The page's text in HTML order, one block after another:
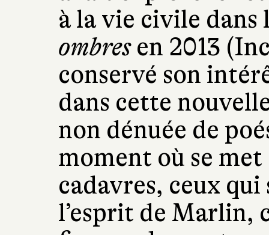
à la vie civile
ombresen 2013
conservé son
dans cette
non dénuée de
moment où se
cadavres, ceux qui
l’esprit de Marlin,